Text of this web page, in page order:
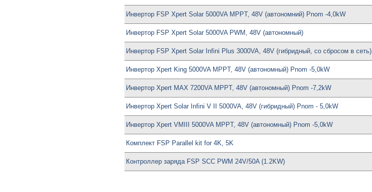
Инвертор FSP Xpert Solar 5000VA MPPT, 48V (автономний) Pnom -4,0kW
Инвертор FSP Xpert Solar 5000VA PWM, 48V (автономный)
Инвертор FSP Xpert Solar Infini Plus 3000VA, 48V (гибридный, со сбросом в сеть)
Инвертор Xpert King 5000VA MPPT, 48V (автономный) Pnom -5,0kW
Инвертор Xpert MAX 7200VA MPPT, 48V (автономный) Pnom -7,2kW
Инвертор Xpert Solar Infini V II 5000VA, 48V (гибридный) Pnom - 5,0kW
Инвертор Xpert VMIII 5000VA MPPT, 48V (автономный) Pnom -5,0kW
Комплект FSP Parallel kit for 4K, 5K
Контроллер заряда FSP SCC PWM 24V/50A (1.2KW)